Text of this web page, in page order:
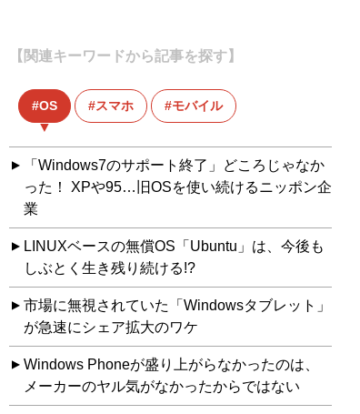
【関連キーワードから記事を探す】
OS スマホ モバイル
「Windows7のサポート終了」どころじゃなか
った！ XPや95…旧OSを使い続けるニッポン企
業
LINUXベースの無償OS「Ubuntu」は、今後も
しぶとく生き残り続ける!?
市場に無視されていた「Windowsタブレット」
が急速にシェア拡大のワケ
Windows Phoneが盛り上がらなかったのは、
メーカーのヤル気がなかったからではない